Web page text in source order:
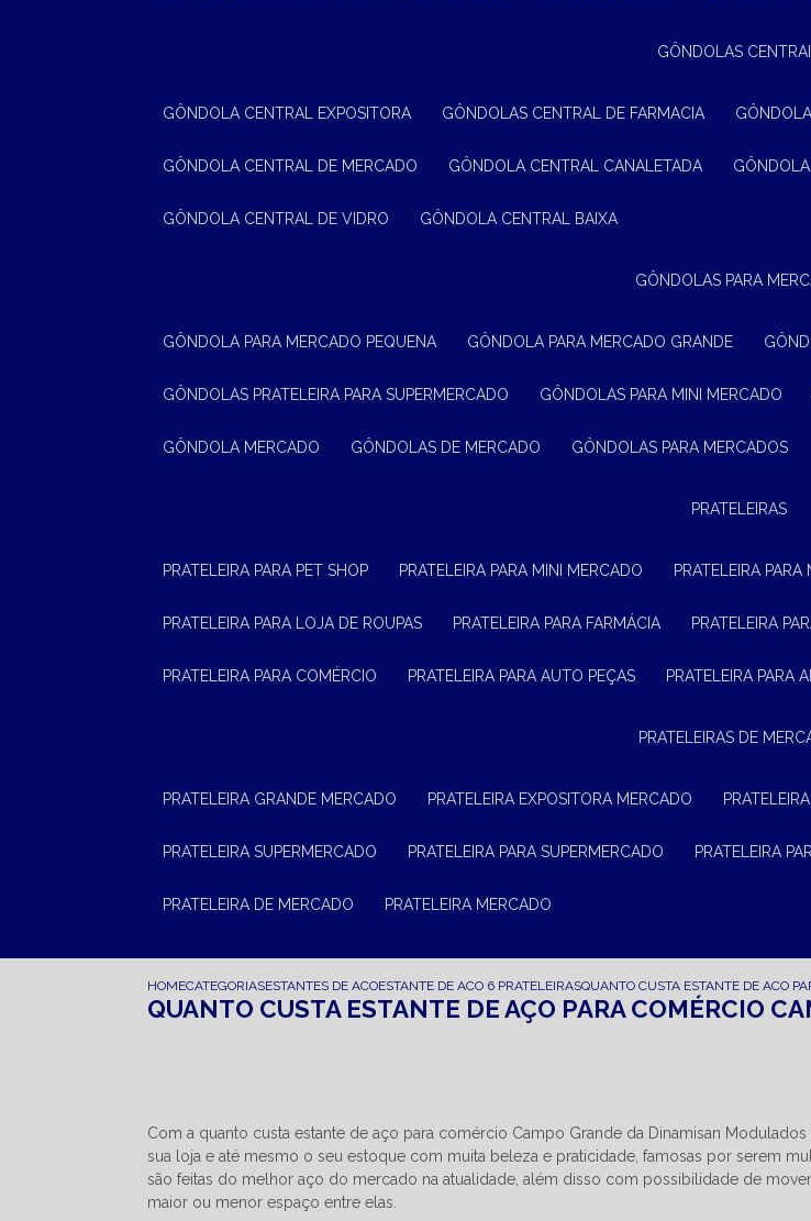
GÔNDOLAS
GÔNDOLA CENTRAL EXPOSITORA GÔNDOLAS CENTRAL DE FARMACIA
GÔNDOLA CENTRAL DE MERCADO GÔNDOLA CENTRAL CANALETADA
GÔNDOLA CENTRAL DE VIDRO GÔNDOLA CENTRAL BAIXA
GÔNDOLAS PARA
GÔNDOLA PARA MERCADO PEQUENA GÔNDOLA PARA MERCADO GRANDE
GÔNDOLAS PRATELEIRA PARA SUPERMERCADO GÔNDOLAS PARA MINI MERCADO
GÔNDOLA MERCADO GÔNDOLAS DE MERCADO GÔNDOLAS PARA MERCADOS
PRATELEIRAS
PRATELEIRA PARA PET SHOP PRATELEIRA PARA MINI MERCADO PRATELEIRA
PRATELEIRA PARA LOJA DE ROUPAS PRATELEIRA PARA FARMÁCIA PRATELEIRA
PRATELEIRA PARA COMÉRCIO PRATELEIRA PARA AUTO PEÇAS PRATELEIRA PARA
PRATELEIRAS DE
PRATELEIRA GRANDE MERCADO PRATELEIRA EXPOSITORA MERCADO
PRATELEIRA SUPERMERCADO PRATELEIRA PARA SUPERMERCADO PRATELEIRA
PRATELEIRA DE MERCADO PRATELEIRA MERCADO
HOMECATEGORIASESTANTES DE ACOESTANTE DE ACO 6 PRATELEIRASQUANTO CUSTA ESTANTE DE ACO
QUANTO CUSTA ESTANTE DE AÇO PARA COMÉRCIO
Com a quanto custa estante de aço para comércio Campo Grande da Dinamisan
sua loja e até mesmo o seu estoque com muita beleza e praticidade, famosas por serem
são feitas do melhor aço do mercado na atualidade, além disso com possibilidade de
maior ou menor espaço entre elas.